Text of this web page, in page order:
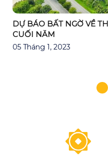
DỰ BÁO BẤT NGỜ VỀ
CUỐI NĂM
05 Tháng 1, 2023